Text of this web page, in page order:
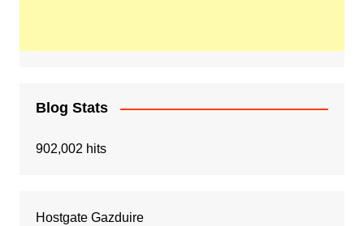
Blog Stats
902,002 hits
Hostgate Gazduire